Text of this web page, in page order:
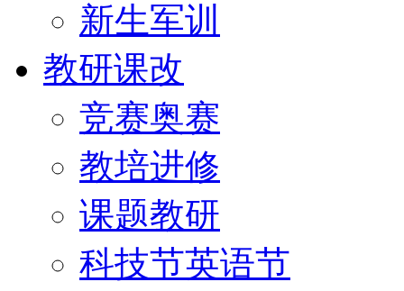
新生军训
教研课改
竞赛奥赛
教培进修
课题教研
科技节英语节